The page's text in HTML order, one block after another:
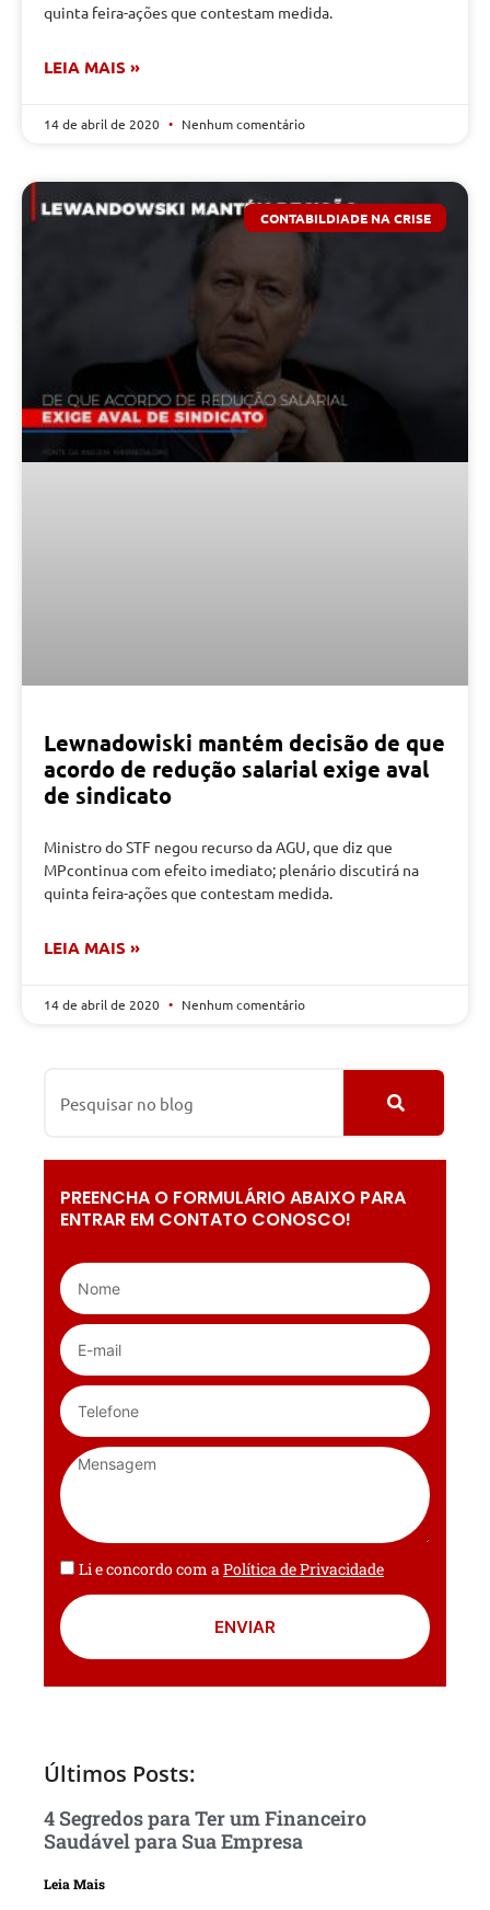
quinta feira-ações que contestam medida.
LEIA MAIS »
14 de abril de 2020 Nenhum comentário
CONTABILDIADE NA CRISE
Lewnadowiski mantém decisão de que
acordo de redução salarial exige aval
de sindicato
Ministro do STF negou recurso da AGU, que diz que
MPcontinua com efeito imediato; plenário discutirá na
quinta feira-ações que contestam medida.
LEIA MAIS »
14 de abril de 2020 Nenhum comentário
PREENCHA O FORMULÁRIO ABAIXO PARA
ENTRAR EM CONTATO CONOSCO!
Li e concordo com aPolítica de Privacidade
ENVIAR
Últimos Posts:
4 Segredos para Ter um Financeiro
Saudável para Sua Empresa
Leia Mais